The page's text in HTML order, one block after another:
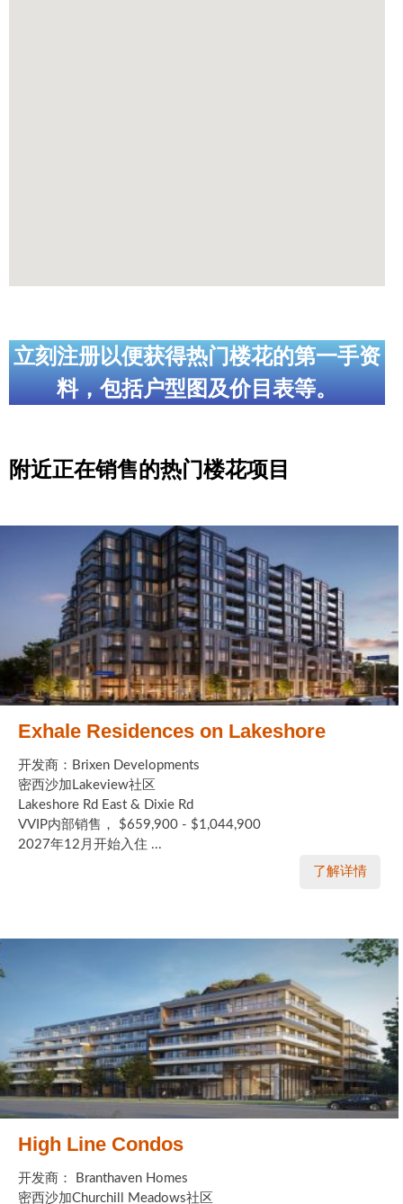
立刻注册以便获得热门楼花的第一手资
料，包括户型图及价目表等。
附近正在销售的热门楼花项目
Exhale Residences on Lakeshore
开发商：Brixen Developments
密西沙加Lakeview社区
Lakeshore Rd East & Dixie Rd
VVIP内部销售， $659,900 - $1,044,900
2027年12月开始入住 ...
了解详情
High Line Condos
开发商： Branthaven Homes
密西沙加Churchill Meadows社区